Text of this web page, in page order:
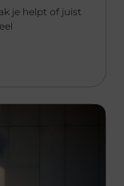
je helpt of juist